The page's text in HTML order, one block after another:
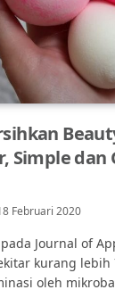
Simple dan
Februari 2020
Journal of
kurang lebih
oleh